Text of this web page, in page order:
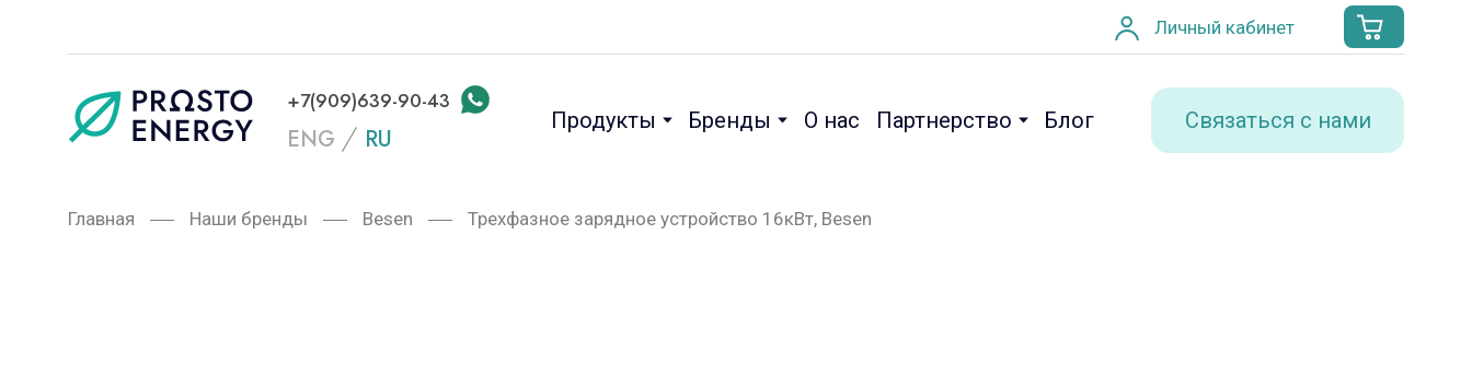
Личный кабинет
+7(909)639-90-43
ENG RU
Продукты Бренды О нас Партнерство Блог Связаться с нами
Главная Наши бренды Besen Трехфазное зарядное устройство 16кВт, Besen